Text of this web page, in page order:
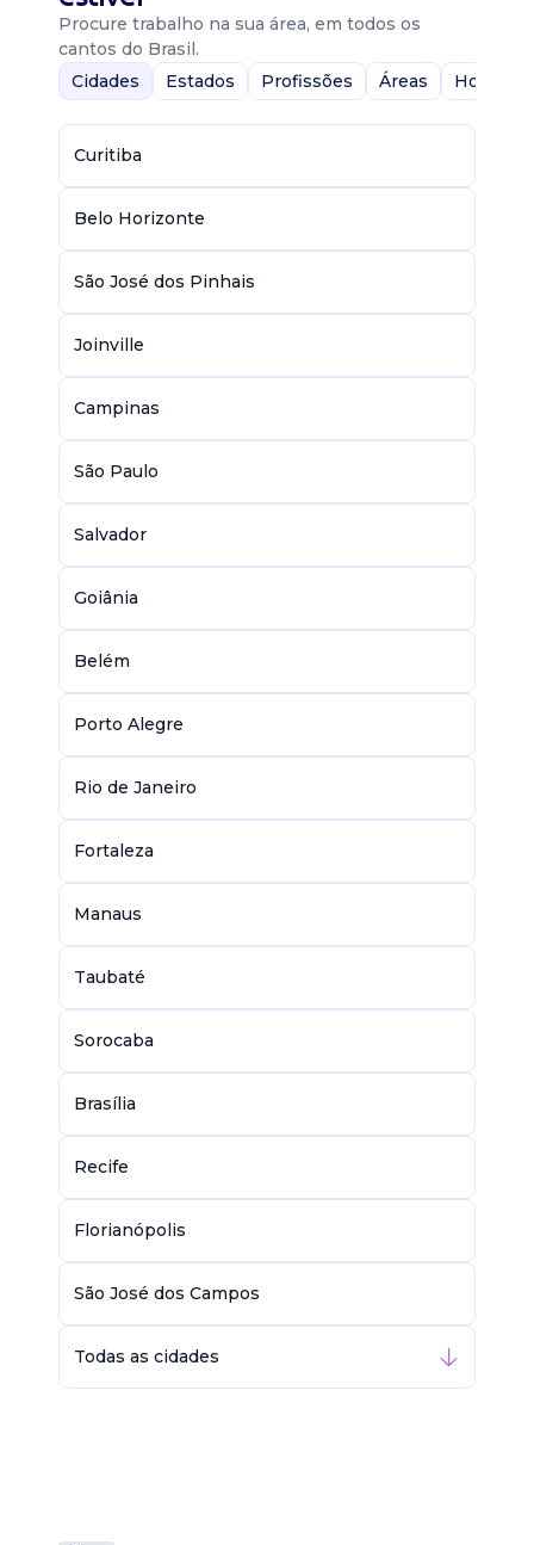
Procure trabalho na sua área, em todos os
cantos do Brasil.
Cidades
Estados Profissões Áreas Home-
Curitiba
Belo Horizonte
São José dos Pinhais
Joinville
Campinas
São Paulo
Salvador
Goiânia
Belém
Porto Alegre
Rio de Janeiro
Fortaleza
Manaus
Taubaté
Sorocaba
Brasília
Recife
Florianópolis
São José dos Campos
Todas as cidades